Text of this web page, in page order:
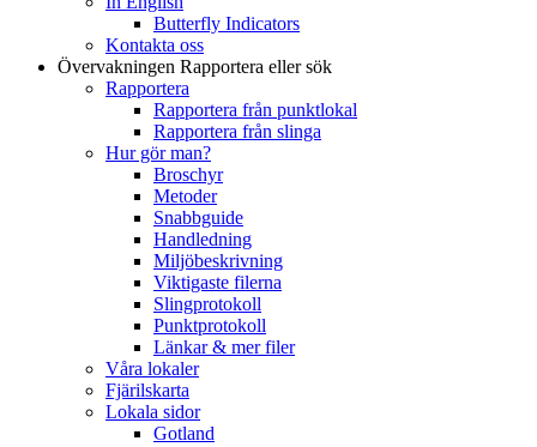
Butterfly Indicators
Kontakta oss
Övervakningen Rapportera eller sök
Rapportera
Rapportera från punktlokal
Rapportera från slinga
Hur gör man?
Broschyr
Metoder
Snabbguide
Handledning
Miljöbeskrivning
Viktigaste filerna
Slingprotokoll
Punktprotokoll
Länkar & mer filer
Våra lokaler
Fjärilskarta
Lokala sidor
Gotland